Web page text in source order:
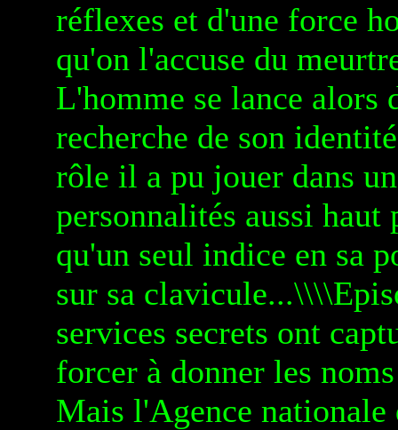
réflexes et d'une force
qu'on l'accuse du
L'homme se lance alors
recherche de son
rôle il a pu jouer dans
personnalités aussi
qu'un seul indice en sa
sur sa
services secrets ont
forcer à donner les
Mais l'Agence